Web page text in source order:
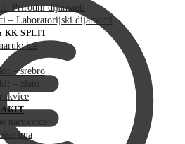
-Prirodni dijamanti
– Laboratorijski dijamanti
KK SPLIT
– srebro
– zlato
narukvice